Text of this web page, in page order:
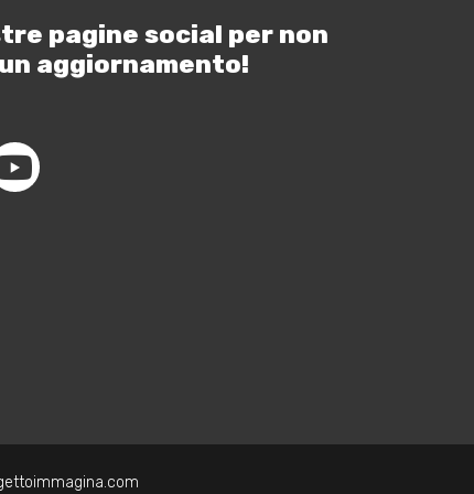
pagine social per non
aggiornamento!